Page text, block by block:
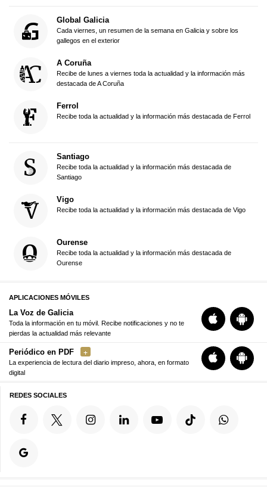
Global Galicia
Cada viernes, un resumen de la semana en Galicia y sobre los
gallegos en el exterior
A Coruña
Recibe de lunes a viernes toda la actualidad y la información más
destacada de A Coruña
Ferrol
Recibe toda la actualidad y la información más destacada de Ferrol
Santiago
Recibe toda la actualidad y la información más destacada de
Santiago
Vigo
Recibe toda la actualidad y la información más destacada de Vigo
Ourense
Recibe toda la actualidad y la información más destacada de
Ourense
APLICACIONES MÓVILES
La Voz de Galicia
Toda la información en tu móvil. Recibe notificaciones y no te
pierdas la actualidad más relevante
Periódico en PDF
La experiencia de lectura del diario impreso, ahora, en formato
digital
REDES SOCIALES